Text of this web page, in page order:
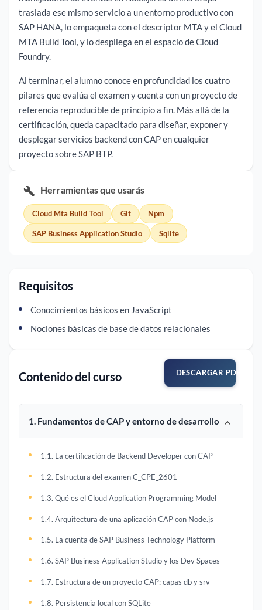
traslada ese mismo servicio a un entorno productivo con
SAP HANA, lo empaqueta con el descriptor MTA y el Cloud
MTA Build Tool, y lo despliega en el espacio de Cloud
Foundry.
Al terminar, el alumno conoce en profundidad los cuatro
pilares que evalúa el examen y cuenta con un proyecto de
referencia reproducible de principio a fin. Más allá de la
certificación, queda capacitado para diseñar, exponer y
desplegar servicios backend con CAP en cualquier
proyecto sobre SAP BTP.
Herramientas que usarás
Cloud Mta Build Tool Git Npm
SAP Business Application Studio Sqlite
Requisitos
Conocimientos básicos en JavaScript
Nociones básicas de base de datos relacionales
Contenido del curso DESCARGAR PDF
1. Fundamentos de CAP y entorno de desarrollo
1.1. La certificación de Backend Developer con CAP
1.2. Estructura del examen C_CPE_2601
1.3. Qué es el Cloud Application Programming Model
1.4. Arquitectura de una aplicación CAP con Node.js
1.5. La cuenta de SAP Business Technology Platform
1.6. SAP Business Application Studio y los Dev Spaces
1.7. Estructura de un proyecto CAP: capas db y srv
1.8. Persistencia local con SQLite